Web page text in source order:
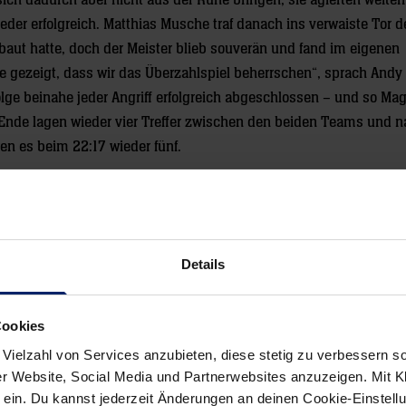
Details
von Services anzubieten, diese stetig zu verbessern
Website, Social Media und Partnerwebsites anzuzeigen. Mit
Du kannst jederzeit Änderungen an deinen Cookie-
erfolgreich. Matthias Musche traf danach ins verwaiste Tor
hatte, doch der Meister blieb souverän und fand im eigenen
dass wir das Überzahlspiel beherrschen“, sprach
beinahe jeder Angriff erfolgreich abgeschlossen – und so
lagen wieder vier Treffer zwischen den beiden Teams und
es beim 22:17 wieder fünf.
Mads Christiansen wieder auf drei Tore heran, doch auf der
spielerischen Aktionen: Erst bediente Patrick Groetzki mit
Valur Sigurdsson nach sehenswertem Anspiel von Andy
wurden Lösungen gegen die sieben Angreifer der
von Schmid das 25:19 nach. Die Weichen in Richtung
parierten Siebenmeter auf das Startsignal für eine
zur Stelle – zuvor waren die Torhüter nach dem
Auszeit.
Tor der Löwen und nach dem 26:23 von Nemanja Zelenovic